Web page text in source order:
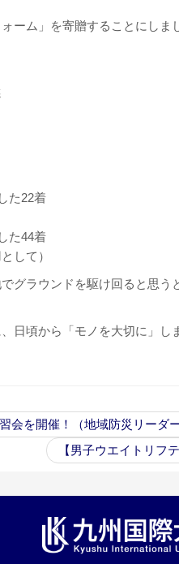
ーム」を寄贈することにしま
た22着
た44着
して）
グラウンドを駆け回ると思う
日頃から「モノを大切に」し
会を開催！（地域防災リーダ
【男子ウエイトリフ